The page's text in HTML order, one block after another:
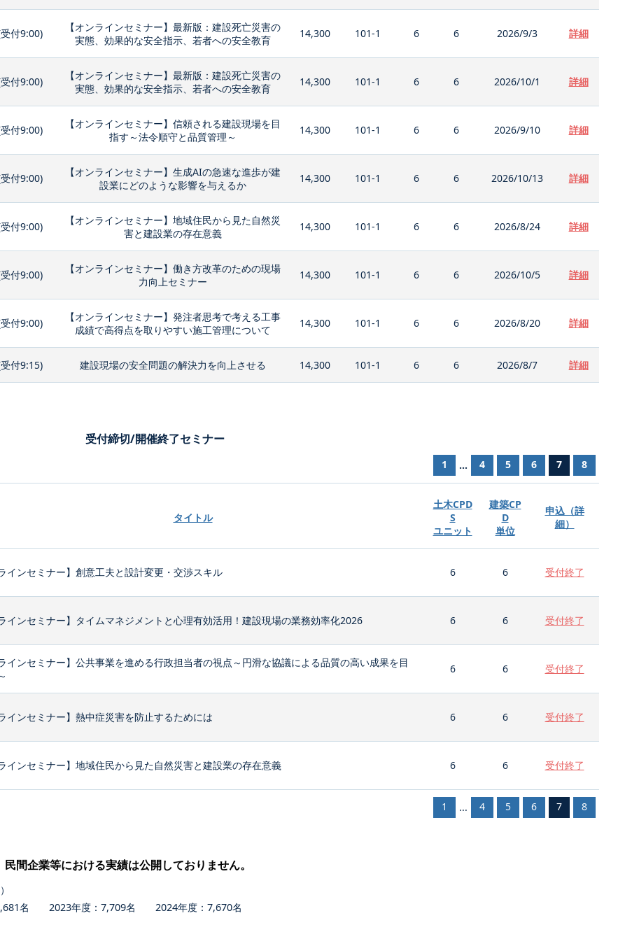
付9:00)
【オンラインセミナー】最新版：建設死亡災害の
実態、効果的な安全指示、若者への安全教育
14,300 101-1 6 6 2026/9/3 詳細
付9:00)
【オンラインセミナー】最新版：建設死亡災害の
実態、効果的な安全指示、若者への安全教育
14,300 101-1 6 6 2026/10/1 詳細
付9:00)
【オンラインセミナー】信頼される建設現場を目
指す～法令順守と品質管理～
14,300 101-1 6 6 2026/9/10 詳細
付9:00)
【オンラインセミナー】生成AIの急速な進歩が建
設業にどのような影響を与えるか
14,300 101-1 6 6 2026/10/13 詳細
付9:00)
【オンラインセミナー】地域住民から見た自然災
害と建設業の存在意義
14,300 101-1 6 6 2026/8/24 詳細
付9:00)
【オンラインセミナー】働き方改革のための現場
力向上セミナー
14,300 101-1 6 6 2026/10/5 詳細
付9:00)
【オンラインセミナー】発注者思考で考える工事
成績で高得点を取りやすい施工管理について
14,300 101-1 6 6 2026/8/20 詳細
付9:15) 建設現場の安全問題の解決力を向上させる 14,300 101-1 6 6 2026/8/7 詳細
受付締切/開催終了セミナー
1 ... 4 5 6 7 8
タイトル
土木CPD
S
ユニット
建築CP
D
単位
申込（詳
細）
ラインセミナー】創意工夫と設計変更・交渉スキル 6 6 受付終了
ラインセミナー】タイムマネジメントと心理有効活用！建設現場の業務効率化2026 6 6 受付終了
ラインセミナー】公共事業を進める行政担当者の視点～円滑な協議による品質の高い成果を目
6 6 受付終了
インセミナー】熱中症災害を防止するためには 6 6 受付終了
ラインセミナー】地域住民から見た自然災害と建設業の存在意義 6 6 受付終了
1 ... 4 5 6 7 8
間企業等における実績は公開しておりません。
名 2023年度：7,709名 2024年度：7,670名